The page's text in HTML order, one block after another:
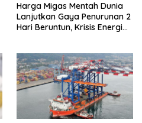
Harga Migas Mentah Dunia
Lanjutkan Gaya Penurunan 2
Hari Beruntun, Krisis Energi